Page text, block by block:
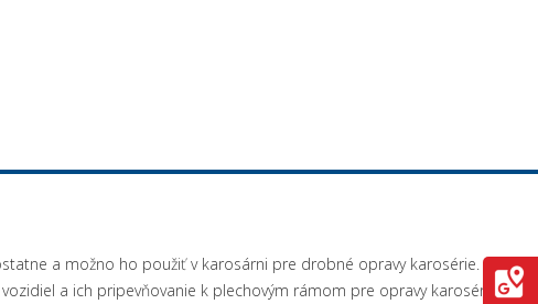
a možno ho použiť v karosárni pre drobné opravy karosérie. Docere
a ich pripevňovanie k plechovým rámom pre opravy karosérií.